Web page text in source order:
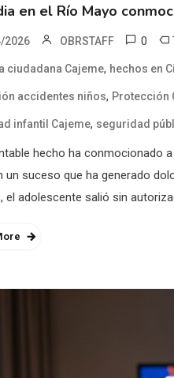
en el Río Mayo
2026 OBRSTAFF 0
ciudadana Cajeme, hechos en
accidentes niños, Protección
infantil Cajeme, seguridad
hecho ha conmocionado
un suceso que ha generado
el adolescente salió sin